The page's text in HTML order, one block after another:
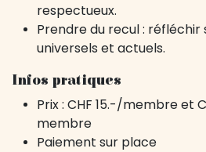
respectueux.
Prendre du recul : réfléchir
universels et actuels.
Infos pratiques
Prix : CHF 15.-/membre et
membre
Paiement sur place